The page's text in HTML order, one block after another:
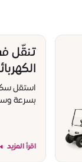
تنقّل
استقل
بسرعة
اقرأ المزيد